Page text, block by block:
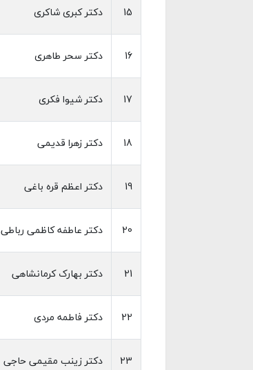
15 دکتر کبری شاکری
16 دکتر سحر طاهری
17 دکتر شیوا فکری
18 دکتر زهرا قدیمی
19 دکتر اعظم قره باغی
20 دکتر عاطفه کاظمی رباطی
21 دکتر بهارک کرمانشاهی
22 دکتر فاطمه مردی
23 دکتر زینب مقیمی حاجی